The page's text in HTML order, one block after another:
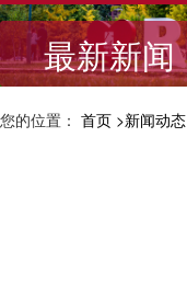
最新新闻
您的位置： 首页 新闻动态